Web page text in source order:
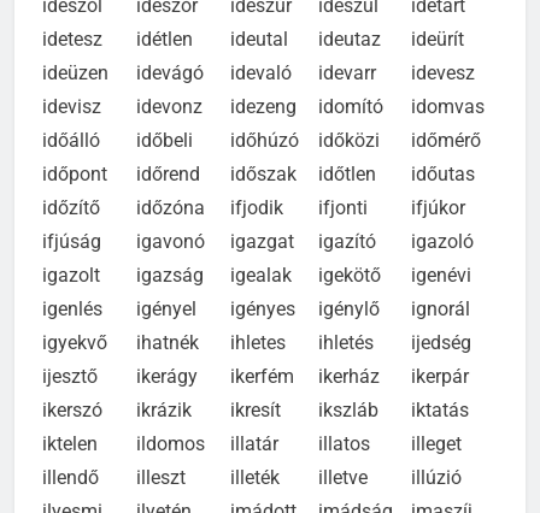
ideszól
ideszór ideszúr ideszül
idetart
idetesz
idétlen ideutal ideutaz
ideürít
ideüzen
idevágó idevaló idevarr
idevesz
idevisz
idevonz idezeng idomító
idomvas
időálló
időbeli időhúzó időközi
időmérő
időpont
időrend időszak időtlen
időutas
időzítő
időzóna ifjodik ifjonti
ifjúkor
ifjúság
igavonó igazgat igazító
igazoló
igazolt
igazság igealak igekötő
igenévi
igenlés
igényel igényes igénylő
ignorál
igyekvő
ihatnék ihletes ihletés
ijedség
ijesztő
ikerágy ikerfém ikerház
ikerpár
ikerszó
ikrázik ikresít ikszláb
iktatás
iktelen
ildomos illatár illatos
illeget
illendő
illeszt illeték illetve
illúzió